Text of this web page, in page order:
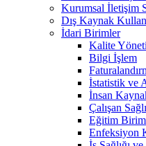
Kurumsal İletişim
Dış Kaynak
İdari Birimler
Kalite
Bilgi İşlem
İstatistik ve
İnsan
Çalışan
Eğitim
Enfeksiyon